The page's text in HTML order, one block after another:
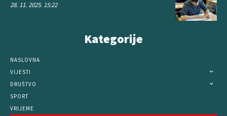
28. 11. 2025. 15:22
Kategorije
NASLOVNA
VIJESTI
DRUŠTVO
SPORT
VRIJEME